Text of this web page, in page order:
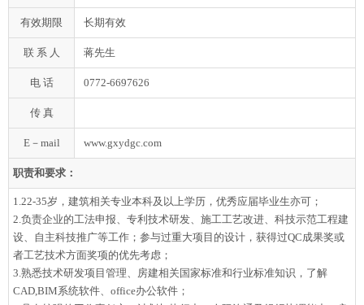
有效期限 长期有效
联 系 人 蒋先生
电 话 0772-6697626
传 真
E－mail www.gxydgc.com
职责和要求：
1.22-35岁，建筑相关专业本科及以上学历，优秀应届毕业生亦可；
2.负责企业的工法申报、专利技术研发、施工工艺改进、科技示范工程建
设、自主科技推广等工作；参与过重大项目的设计，获得过QC成果奖或
者工艺技术方面奖项的优先考虑；
3.熟悉技术研发项目管理、房建相关国家标准和行业标准知识，了解
CAD,BIM系统软件、office办公软件；